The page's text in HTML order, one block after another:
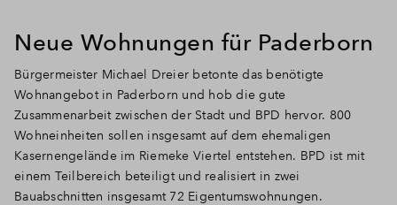
Neue Wohnungen für Paderborn
Bürgermeister Michael Dreier betonte das benötigte
Wohnangebot in Paderborn und hob die gute
Zusammenarbeit zwischen der Stadt und BPD hervor. 800
Wohneinheiten sollen insgesamt auf dem ehemaligen
Kasernengelände im Riemeke Viertel entstehen. BPD ist mit
einem Teilbereich beteiligt und realisiert in zwei
Bauabschnitten insgesamt 72 Eigentumswohnungen.